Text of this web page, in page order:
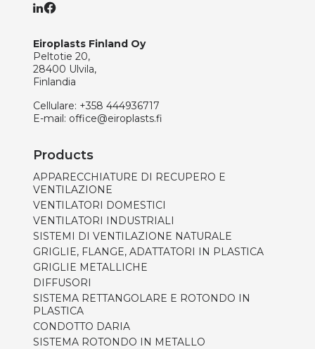
Eiroplasts Finland Oy
Peltotie 20,
28400 Ulvila,
Finlandia
Cellulare: +358 444936717
E-mail: office@eiroplasts.fi
Products
APPARECCHIATURE DI RECUPERO E
VENTILAZIONE
VENTILATORI DOMESTICI
VENTILATORI INDUSTRIALI
SISTEMI DI VENTILAZIONE NATURALE
GRIGLIE, FLANGE, ADATTATORI IN PLASTICA
GRIGLIE METALLICHE
DIFFUSORI
SISTEMA RETTANGOLARE E ROTONDO IN
PLASTICA
CONDOTTO DARIA
SISTEMA ROTONDO IN METALLO